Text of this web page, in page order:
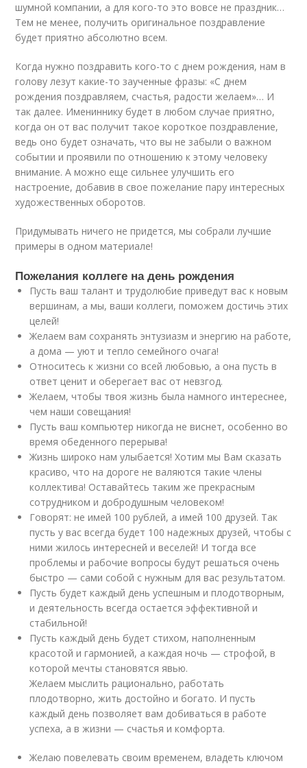
шумной компании, а для кого-то это вовсе не праздник…
Тем не менее, получить оригинальное поздравление
будет приятно абсолютно всем.
Когда нужно поздравить кого-то с днем рождения, нам в
голову лезут какие-то заученные фразы: «С днем
рождения поздравляем, счастья, радости желаем»… И
так далее. Имениннику будет в любом случае приятно,
когда он от вас получит такое короткое поздравление,
ведь оно будет означать, что вы не забыли о важном
событии и проявили по отношению к этому человеку
внимание. А можно еще сильнее улучшить его
настроение, добавив в свое пожелание пару интересных
художественных оборотов.
Придумывать ничего не придется, мы собрали лучшие
примеры в одном материале!
Пожелания коллеге на день рождения
Пусть ваш талант и трудолюбие приведут вас к новым
вершинам, а мы, ваши коллеги, поможем достичь этих
целей!
Желаем вам сохранять энтузиазм и энергию на работе,
а дома — уют и тепло семейного очага!
Относитесь к жизни со всей любовью, а она пусть в
ответ ценит и оберегает вас от невзгод.
Желаем, чтобы твоя жизнь была намного интереснее,
чем наши совещания!
Пусть ваш компьютер никогда не виснет, особенно во
время обеденного перерыва!
Жизнь широко нам улыбается! Хотим мы Вам сказать
красиво, что на дороге не валяются такие члены
коллектива! Оставайтесь таким же прекрасным
сотрудником и добродушным человеком!
Говорят: не имей 100 рублей, а имей 100 друзей. Так
пусть у вас всегда будет 100 надежных друзей, чтобы с
ними жилось интересней и веселей! И тогда все
проблемы и рабочие вопросы будут решаться очень
быстро — сами собой с нужным для вас результатом.
Пусть будет каждый день успешным и плодотворным,
и деятельность всегда остается эффективной и
стабильной!
Пусть каждый день будет стихом, наполненным
красотой и гармонией, а каждая ночь — строфой, в
которой мечты становятся явью.
Желаем мыслить рационально, работать
плодотворно, жить достойно и богато. И пусть
каждый день позволяет вам добиваться в работе
успеха, а в жизни — счастья и комфорта.
Желаю повелевать своим временем, владеть ключом